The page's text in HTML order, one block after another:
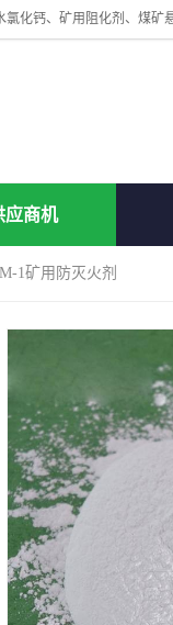
应商机
1矿用防灭火剂